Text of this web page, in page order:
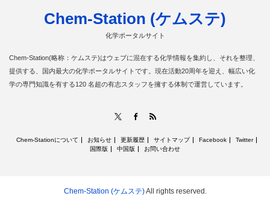
Chem-Station (ケムステ)
化学ポータルサイト
Chem-Station(略称：ケムステ)はウェブに混在する化学情報を集約し、それを整理、
提供する、国内最大の化学ポータルサイトです。現在活動20周年を迎え、幅広い化
学の専門知識を有する120 名超の有志スタッフを擁する体制で運営しています。
Facebook
Chem-Stationについて お知らせ 更新履歴 サイトマップ Facebook
Twitter
国際版
中国版 お問い合わせ
Chem-Station (ケムステ)All rights reserved.